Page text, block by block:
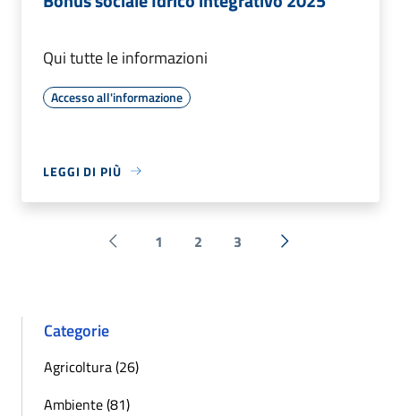
Qui tutte le informazioni
Accesso all'informazione
LEGGI DI PIÙ
Pagina precedente
1 2 3 Successiva »
Categorie
Agricoltura (26)
Ambiente (81)